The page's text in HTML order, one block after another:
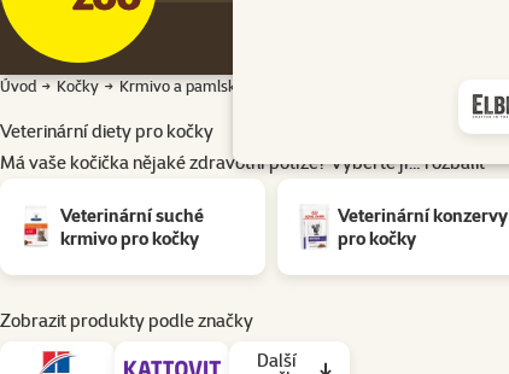
Úvod Kočky Krmivo a pamlsky
Veterinární diety pro kočky
Má vaše kočička nějaké zdravotní potíže? Vyberte jí…rozbalit
Veterinární suché
krmivo pro kočky
Veterinární konzervy
pro kočky
Zobrazit produkty podle značky
Další